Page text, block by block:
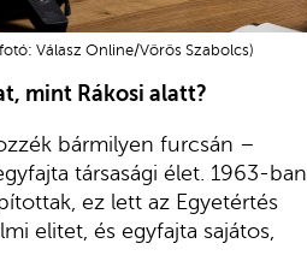
Válasz Online/Vörös Szabolcs)
mint Rákosi alatt?
bármilyen furcsán –
társasági élet. 1963-ban
ez lett az Egyetértés
elitet, és egyfajta sajátos,